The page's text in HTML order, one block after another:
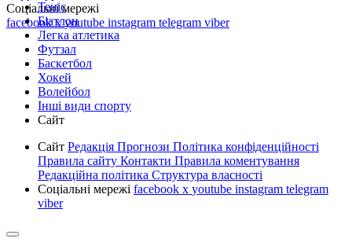
Соціальні мережі
facebookxyoutube instagram telegram viber
Теніс
Біатлон
Легка атлетика
Футзал
Баскетбол
Хокей
Волейбол
Інші види спорту
Сайт
Сайт Редакція Прогнози Політика конфіденційності
Правила сайту Контакти Правила коментування
Редакційна політика Структура власності
Соціальні мережі facebook x youtube instagram telegram
viber